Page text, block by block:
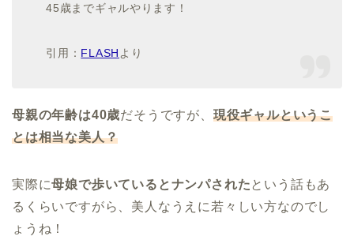
45歳までギャルやります！
引用： FLASH より
母親の年齢は40歳だそうですが、 現役ギャルというこ
とは相当な美人？
実際に母娘で歩いているとナンパされたという話もあ
るくらいですがら、美人なうえに若々しい方なのでし
ょうね！